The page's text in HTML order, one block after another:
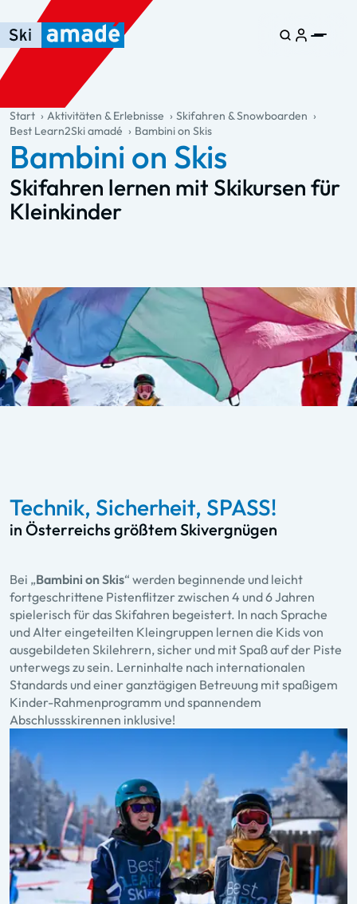
Zum Haupt-Inhalt springen
Springe zur Tabelle
Zur Haupt-Navigation springen
general.table-of-content
Start Aktivitäten & Erlebnisse
Skifahren & Snowboarden
Best Learn2Ski amadé
Bambini on Skis
Bambini on Skis
Skifahren lernen mit Skikursen für
Kleinkinder
Technik, Sicherheit, SPASS!
in Österreichs größtem Skivergnügen
Bei „Bambini on Skis“ werden beginnende und leicht
fortgeschrittene Pistenflitzer zwischen 4 und 6 Jahren
spielerisch für das Skifahren begeistert. In nach Sprache
und Alter eingeteilten Kleingruppen lernen die Kids von
ausgebildeten Skilehrern, sicher und mit Spaß auf der Piste
unterwegs zu sein. Lerninhalte nach internationalen
Standards und einer ganztägigen Betreuung mit spaßigem
Kinder-Rahmenprogramm und spannendem
Abschlussskirennen inklusive!